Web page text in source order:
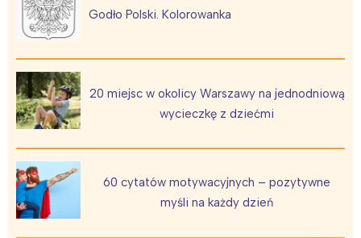
Godło Polski. Kolorowanka
20 miejsc w okolicy Warszawy na jednodniową
wycieczkę z dziećmi
60 cytatów motywacyjnych – pozytywne
myśli na każdy dzień